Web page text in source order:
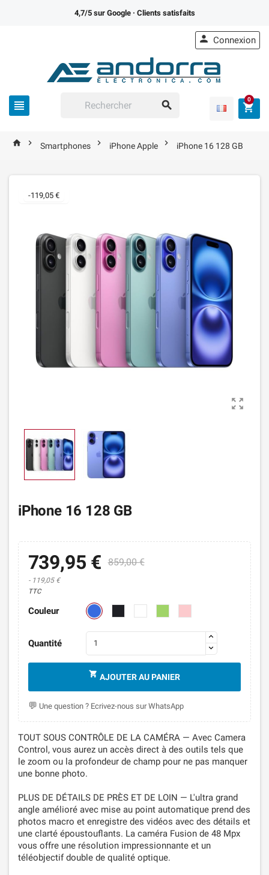
4,7/5 sur Google· Clients satisfaits
 
 Connexion

0
  Smartphones  iPhone Apple  iPhone 16 128 GB

-119,05 €
iPhone 16 128 GB
739,95 € 859,00 €
- 119,05 €
TTC
Couleur Bleu
Quantité
 AJOUTER AU PANIER
Une question ? Ecrivez-nous sur WhatsApp
TOUT SOUS CONTRÔLE DE LA CAMÉRA — Avec Camera
Control, vous aurez un accès direct à des outils tels que
le zoom ou la profondeur de champ pour ne pas manquer
une bonne photo.
PLUS DE DÉTAILS DE PRÈS ET DE LOIN — L'ultra grand
angle amélioré avec mise au point automatique prend des
photos macro et enregistre des vidéos avec des détails et
une clarté époustouflants. La caméra Fusion de 48 Mpx
vous offre une résolution impressionnante et un
téléobjectif double de qualité optique.